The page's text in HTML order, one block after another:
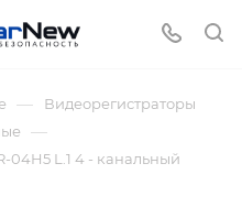
— Видеорегистраторы
—
04H5 L.1 4 - канальный